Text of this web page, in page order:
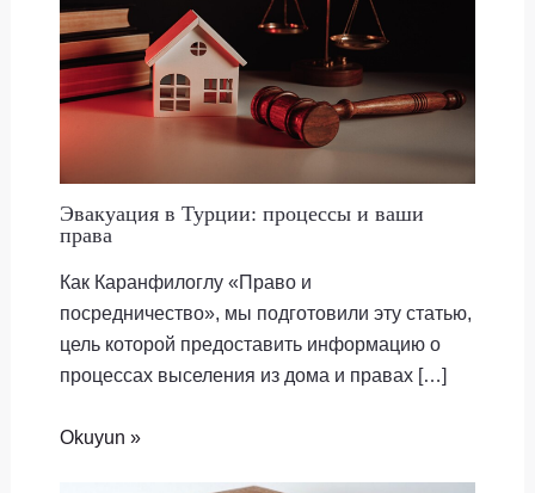
Эвакуация в Турции: процессы и ваши
права
Как Каранфилоглу «Право и
посредничество», мы подготовили эту статью,
цель которой предоставить информацию о
процессах выселения из дома и правах […]
Okuyun »